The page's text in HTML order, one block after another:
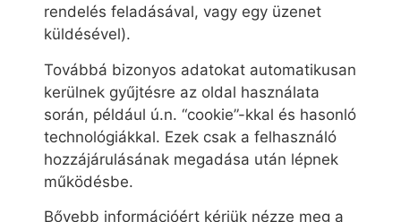
rendelés feladásával, vagy egy üzenet
küldésével).
Továbbá bizonyos adatokat automatikusan
kerülnek gyűjtésre az oldal használata
során, például ú.n. “cookie”-kkal és hasonló
technológiákkal. Ezek csak a felhasználó
hozzájárulásának megadása után lépnek
működésbe.
Bővebb információért kérjük nézze meg a